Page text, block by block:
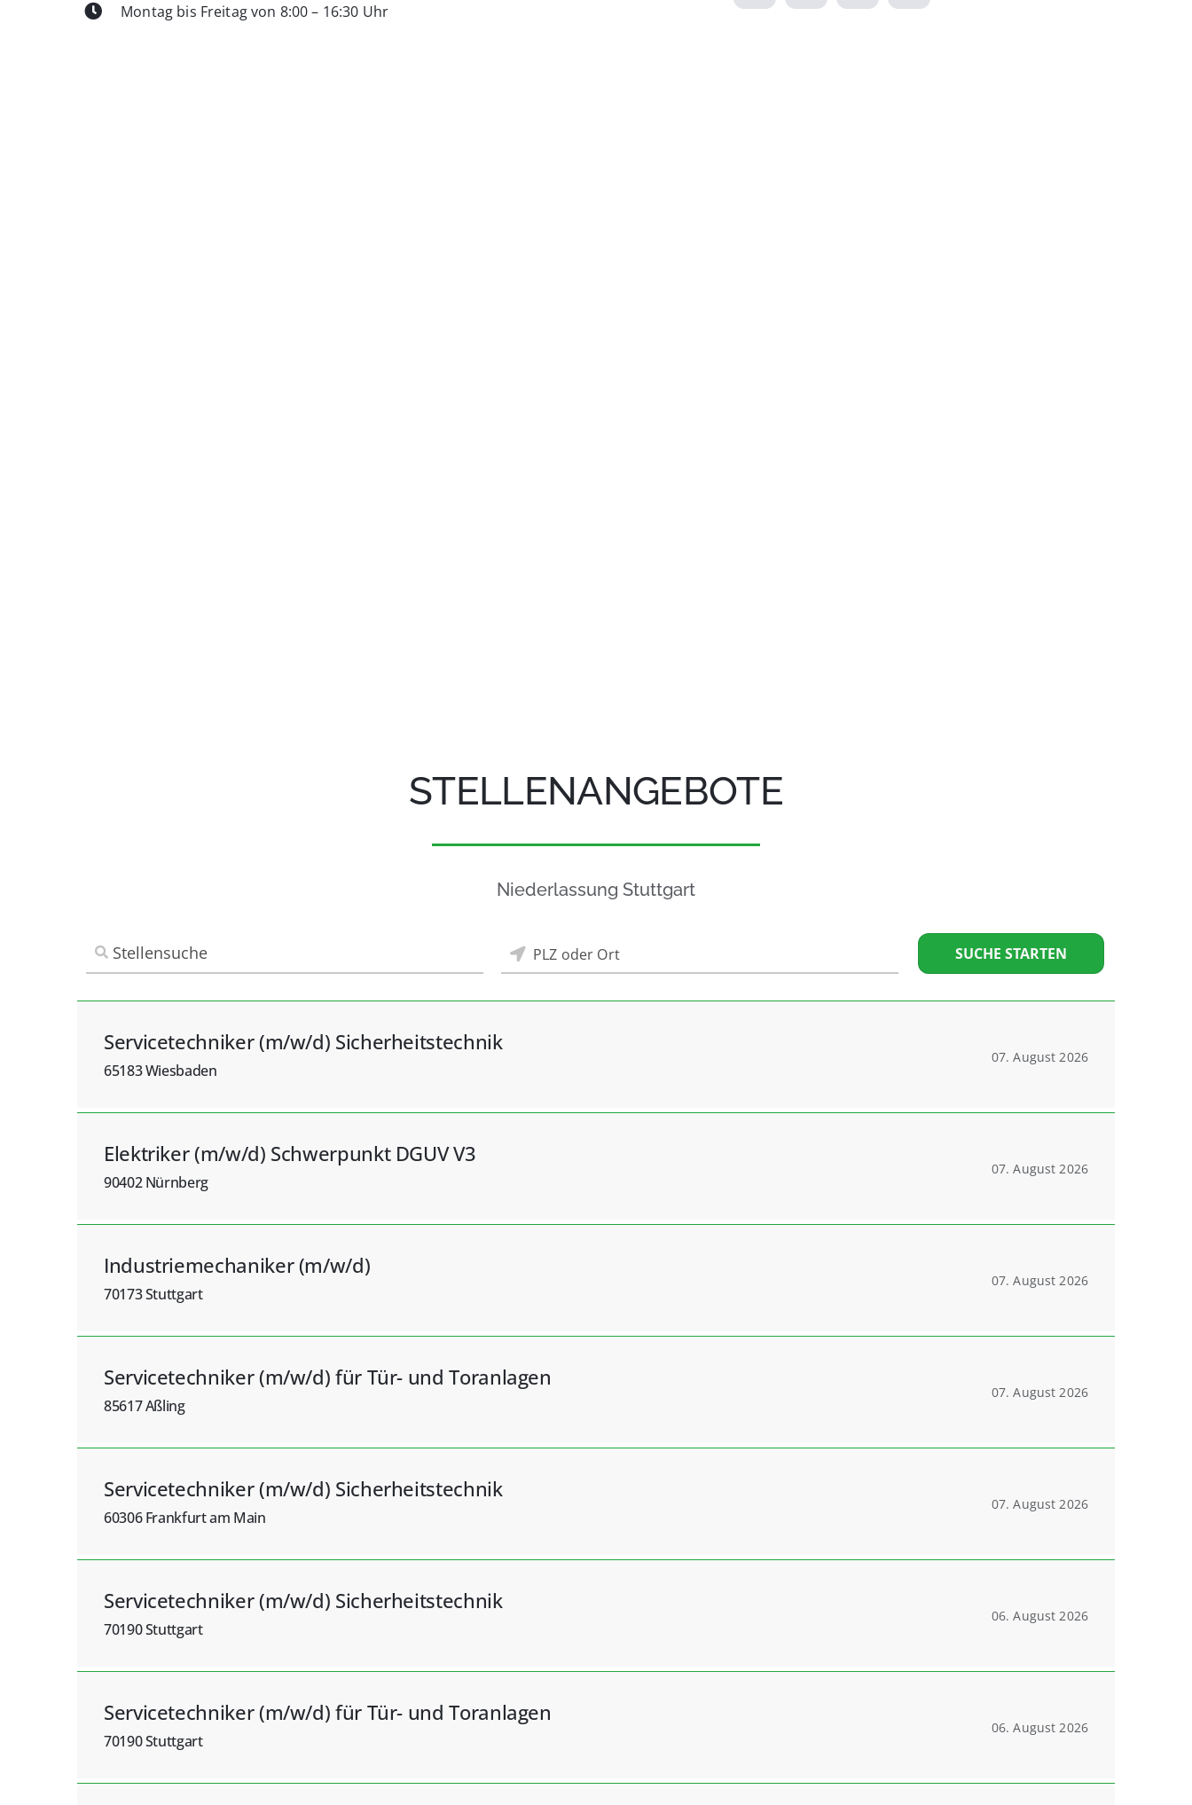
Montag bis Freitag von 8:00 – 16:30 Uhr
STELLENANGEBOTE
Niederlassung Stuttgart
PLZ oder Ort SUCHE STARTEN
07. August 2026
Servicetechniker (m/w/d) Sicherheitstechnik
65183 Wiesbaden
07. August 2026
Elektriker (m/w/d) Schwerpunkt DGUV V3
90402 Nürnberg
07. August 2026
Industriemechaniker (m/w/d)
70173 Stuttgart
07. August 2026
Servicetechniker (m/w/d) für Tür- und Toranlagen
85617 Aßling
07. August 2026
Servicetechniker (m/w/d) Sicherheitstechnik
60306 Frankfurt am Main
06. August 2026
Servicetechniker (m/w/d) Sicherheitstechnik
70190 Stuttgart
06. August 2026
Servicetechniker (m/w/d) für Tür- und Toranlagen
70190 Stuttgart